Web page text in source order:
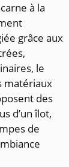
à la
grâce aux
le
matériaux
des
d’un îlot,
de